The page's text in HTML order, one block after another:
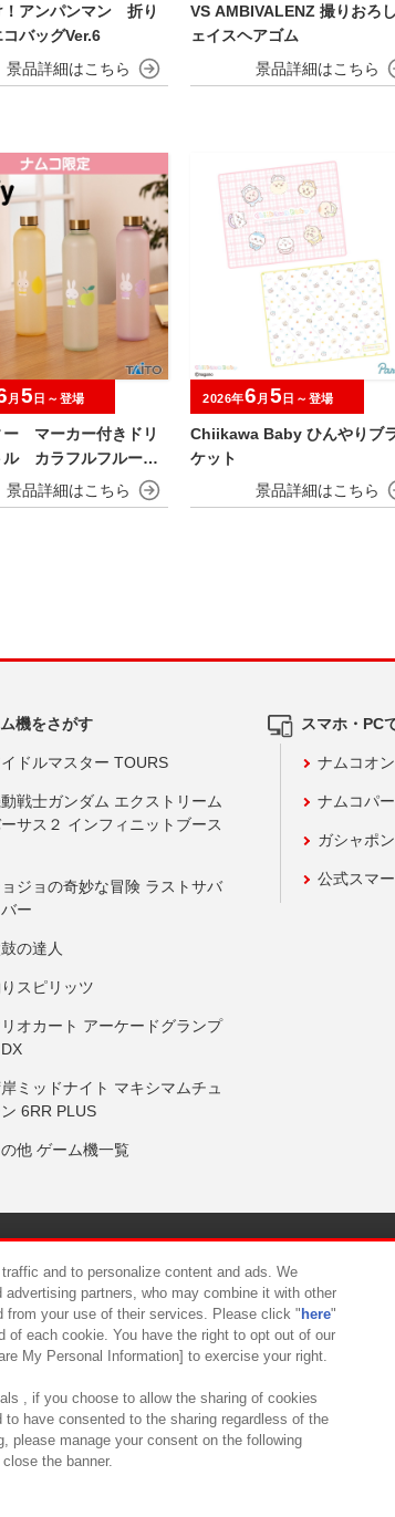
！アンパンマン 折り
バッグVer.6
VS AMBIVALENZ 撮りおろ
ェイスヘアゴム
ー マーカー付きドリ
ル カラフルフルーツv
月 5 日～登場
Chiikawa Baby ひんやりブ
ケット
2026年6 月 5 日～登場
機をさがす
ドルマスター TOURS
戦士ガンダム エクストリーム
サス２ インフィニットブース
ジョの奇妙な冒険 ラストサバ
ー
の達人
スピリッツ
オカート アーケードグランプ
DX
ミッドナイト マキシマムチュ
6RR PLUS
他 ゲーム機一覧
スマホ・PC
ナムコオ
ナムコパ
ガシャポ
公式スマ
供について カスタマーハラスメント対応方針
and to personalize content and ads. We
partners, who may combine it with other
from your use of their services. Please click " here"
of each cookie. You have the right to opt out of our
My Personal Information] to exercise your right.
, if you choose to allow the sharing of cookies
have consented to the sharing regardless of the
please manage your consent on the following
the banner.